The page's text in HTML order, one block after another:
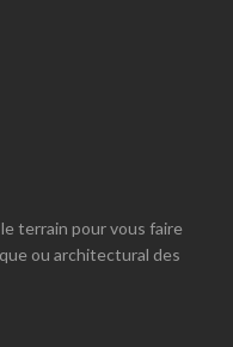
terrain pour vous faire
ou architectural des